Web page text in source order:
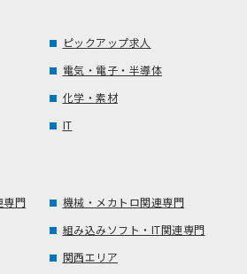
ピックアップ求人
電気・電子・半導体
化学・素材
IT
専門
機械・メカトロ関連専門
組み込みソフト・IT関連専門
関西エリア